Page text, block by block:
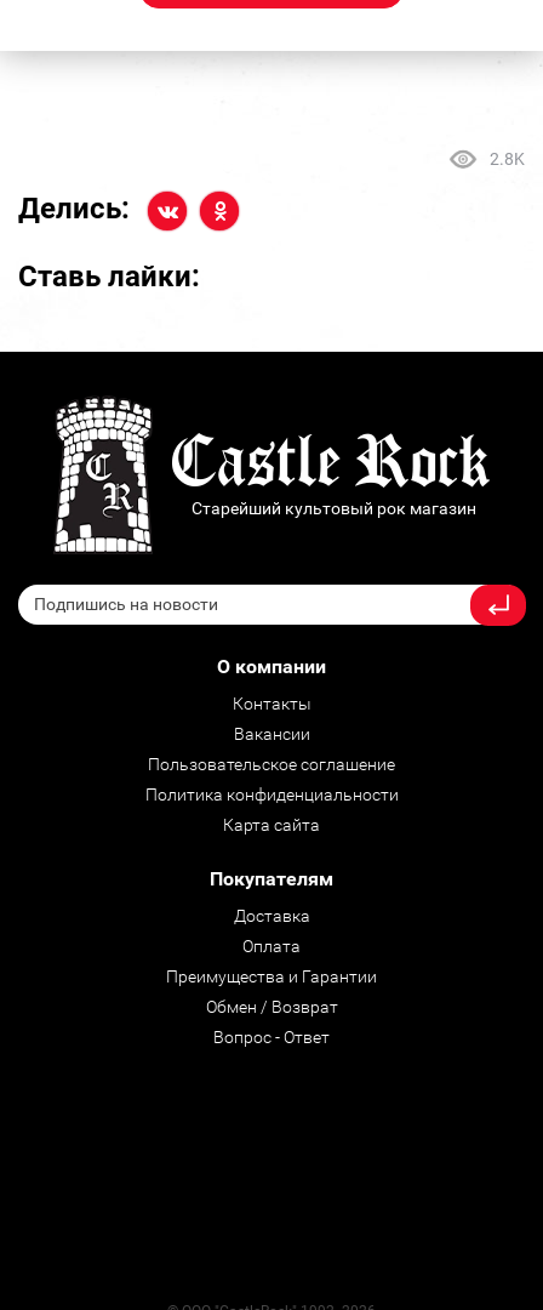
2.8K
Делись:
Ставь лайки:
Старейший культовый рок магазин
О компании
Контакты
Вакансии
Пользовательское соглашение
Политика конфиденциальности
Карта сайта
Покупателям
Доставка
Оплата
Преимущества и Гарантии
Обмен / Возврат
Вопрос - Ответ